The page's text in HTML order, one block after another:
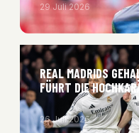
29 Juli 2026
REAL MADRIDS
FÜHRT DIE
26 Juli 2026